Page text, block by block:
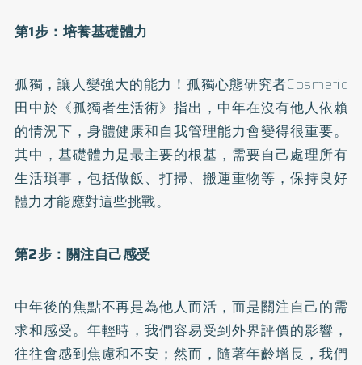
第1步：培養基礎體力
孤獨，讓人變強大的能力！ 孤獨心態研究者Cosmetic
田中於 《孤獨者生活術》指出，中年在沒有他人依賴
的情況下，身體健康和自我管理能力會變得很重要。
其中，基礎體力是最主要的根基，需要自己處理所有
生活瑣事，包括做飯、打掃、搬運重物等，保持良好
體力才能應對這些挑戰。
第2步：關注自己感受
中年後的焦點不再是為他人而活，而是關注自己的需
求和感受。年輕時，我們容易受到外界評價的影響，
往往會感到焦慮和不安；然而，隨著年齡增長，我們